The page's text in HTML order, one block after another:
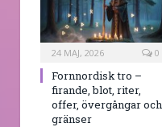
24 MAJ, 2026 0
Fornnordisk tro –
firande, blot, riter,
offer, övergångar och
gränser